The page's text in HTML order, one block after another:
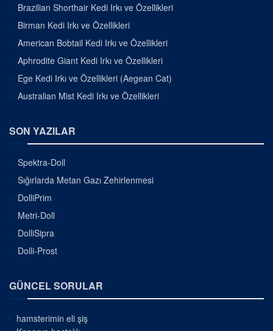
Brazilian Shorthair Kedi Irkı ve Özellikleri
Birman Kedi Irkı ve Özellikleri
American Bobtail Kedi Irkı ve Özellikleri
Aphrodite Giant Kedi Irkı ve Özellikleri
Ege Kedi Irkı ve Özellikleri (Aegean Cat)
Australian Mist Kedi Irkı ve Özellikleri
SON YAZILAR
Spektra-Doll
Sığırlarda Metan Gazı Zehirlenmesi
DolliPrim
Metri-Doll
DolliSipra
Dolli-Prost
GÜNCEL SORULAR
hamsterimin eli şiş